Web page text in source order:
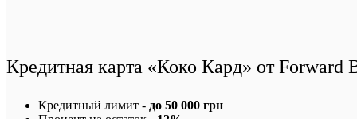
Кредитная карта «Коко Кард» от Forward
Кредитный лимит - до 50 000 грн